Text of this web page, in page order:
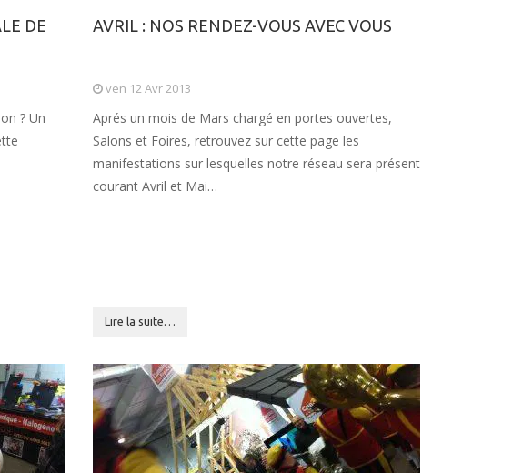
DE
? Un
AVRIL : NOS RENDEZ-VOUS AVEC VOUS
ven 12 Avr 2013
Aprés un mois de Mars chargé en portes ouvertes,
Salons et Foires, retrouvez sur cette page les
manifestations sur lesquelles notre réseau sera présent
courant Avril et Mai…
Lire la suite…